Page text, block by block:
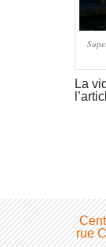
La
rue